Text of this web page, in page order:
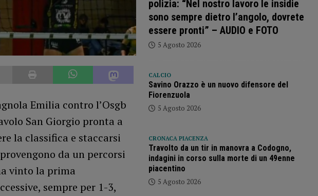
Emilia contro l’Osgb
San Giorgio pronta a
la classifica e staccarsi
da un percorsi
vinto la prima
sempre per 1-3,
polizia: “Nel nostro lavoro le insidie
sono sempre dietro l’angolo, dovrete
essere pronti” – AUDIO e FOTO
5 Agosto 2026
CALCIO
Savino Orazzo è un nuovo difensore del
Fiorenzuola
5 Agosto 2026
CRONACA PIACENZA
Travolto da un tir in manovra a Codogno,
indagini in corso sulla morte di un 49enne
piacentino
5 Agosto 2026